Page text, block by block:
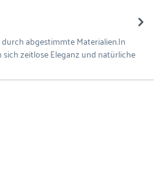
abgestimmte Materialien.In
sich zeitlose Eleganz und natürliche